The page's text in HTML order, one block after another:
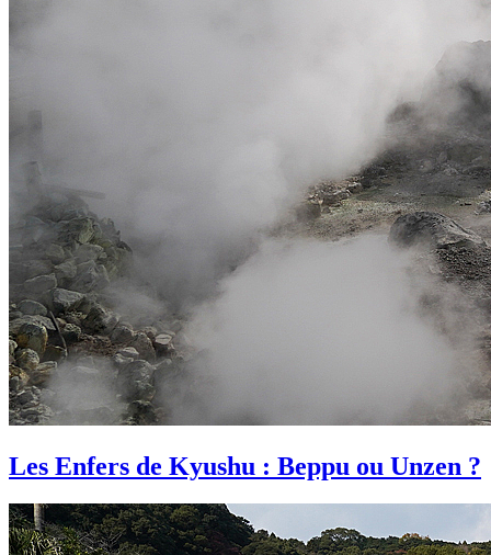
Les Enfers de Kyushu : Beppu ou Unzen ?